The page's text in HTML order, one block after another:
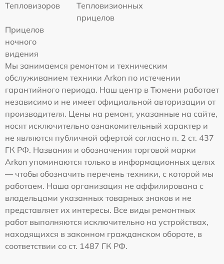
Тепловизоров
Тепловизионных
прицелов
Прицелов
ночного
видения
Мы занимаемся ремонтом и техническим
обслуживанием техники Arkon по истечении
гарантийного периода. Наш центр в Тюмени работает
независимо и не имеет официальной авторизации от
производителя. Цены на ремонт, указанные на сайте,
носят исключительно ознакомительный характер и
не являются публичной офертой согласно п. 2 ст. 437
ГК РФ. Названия и обозначения торговой марки
Arkon упоминаются только в информационных целях
— чтобы обозначить перечень техники, с которой мы
работаем. Наша организация не аффилирована с
владельцами указанных товарных знаков и не
представляет их интересы. Все виды ремонтных
работ выполняются исключительно на устройствах,
находящихся в законном гражданском обороте, в
соответствии со ст. 1487 ГК РФ.